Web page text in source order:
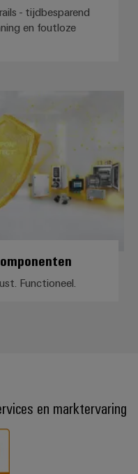
- tijdbesparend
en foutloze
Functioneel.
en marktervaring